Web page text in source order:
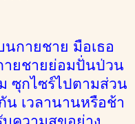
นกายชาย มือเธอ
ายชายย่อมปั่นป่วน
ซุกไซร์ไปตามส่วน
น เวลานานหรือช้า